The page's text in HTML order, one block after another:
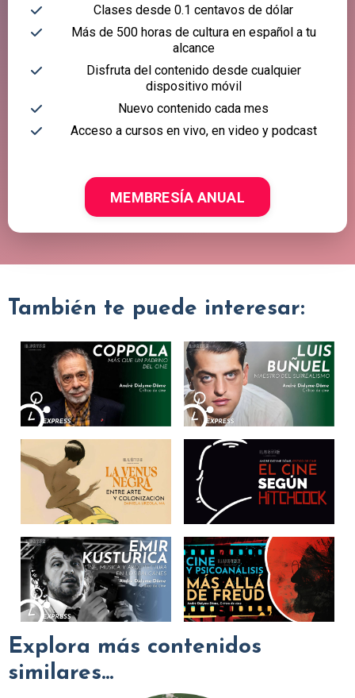
Clases desde 0.1 centavos de dólar
Más de 500 horas de cultura en español a tu
alcance
Disfruta del contenido desde cualquier
dispositivo móvil
Nuevo contenido cada mes
Acceso a cursos en vivo, en video y podcast
MEMBRESÍA ANUAL
También te puede interesar:
Explora más contenidos
similares...